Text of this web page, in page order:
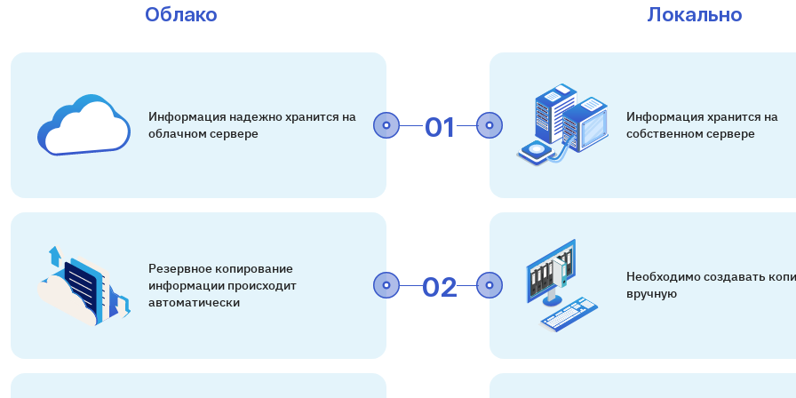
Облако Локально
01
Информация надежно хранится на
облачном сервере
Информация хранится на
собственном сервере
02
Резервное копирование
информации происходит
автоматически
Необходимо создавать
вручную